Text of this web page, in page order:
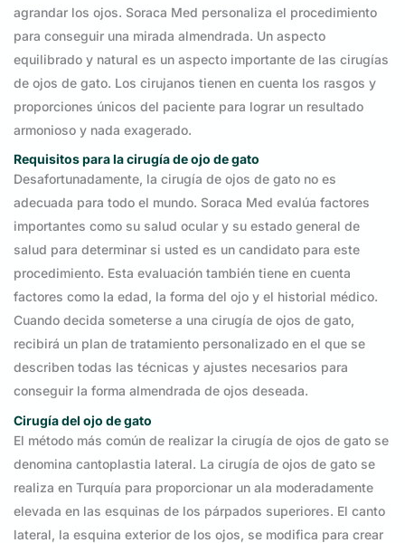
agrandar los ojos. Soraca Med personaliza el procedimiento
para conseguir una mirada almendrada. Un aspecto
equilibrado y natural es un aspecto importante de las cirugías
de ojos de gato. Los cirujanos tienen en cuenta los rasgos y
proporciones únicos del paciente para lograr un resultado
armonioso y nada exagerado.
Requisitos para la cirugía de ojo de gato
Desafortunadamente, la cirugía de ojos de gato no es
adecuada para todo el mundo. Soraca Med evalúa factores
importantes como su salud ocular y su estado general de
salud para determinar si usted es un candidato para este
procedimiento. Esta evaluación también tiene en cuenta
factores como la edad, la forma del ojo y el historial médico.
Cuando decida someterse a una cirugía de ojos de gato,
recibirá un plan de tratamiento personalizado en el que se
describen todas las técnicas y ajustes necesarios para
conseguir la forma almendrada de ojos deseada.
Cirugía del ojo de gato
El método más común de realizar la cirugía de ojos de gato se
denomina cantoplastia lateral. La cirugía de ojos de gato se
realiza en Turquía para proporcionar un ala moderadamente
elevada en las esquinas de los párpados superiores. El canto
lateral, la esquina exterior de los ojos, se modifica para crear